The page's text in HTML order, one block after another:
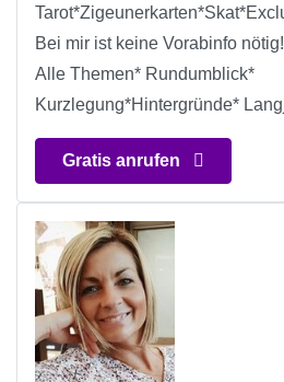
Bei mir ist keine Vorabinfo
Alle Themen* Rundumblick*
Kurzlegung*Hintergründe*
Gratis anrufen